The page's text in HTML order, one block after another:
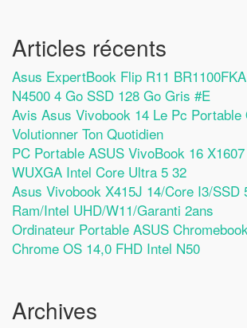
Articles récents
Asus ExpertBook Flip R11
N4500 4 Go SSD 128 Go Gris #E
Avis Asus Vivobook 14 Le Pc Portable
Volutionner Ton Quotidien
PC Portable ASUS VivoBook 16
WUXGA Intel Core Ultra 5 32
Asus Vivobook X415J 14/Core I3/SSD
Ram/Intel UHD/W11/Garanti 2ans
Ordinateur Portable ASUS
Chrome OS 14,0 FHD Intel N50
Archives